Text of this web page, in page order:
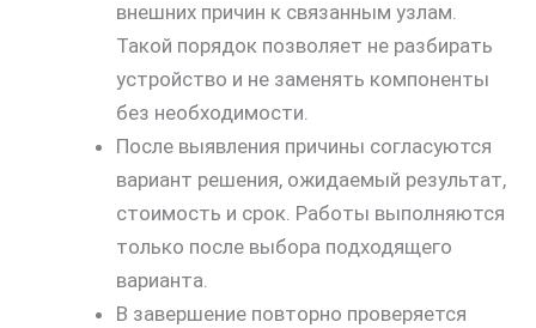
внешних причин к связанным узлам.
Такой порядок позволяет не разбирать
устройство и не заменять компоненты
без необходимости.
После выявления причины согласуются
вариант решения, ожидаемый результат,
стоимость и срок. Работы выполняются
только после выбора подходящего
варианта.
В завершение повторно проверяется
скидку
30%